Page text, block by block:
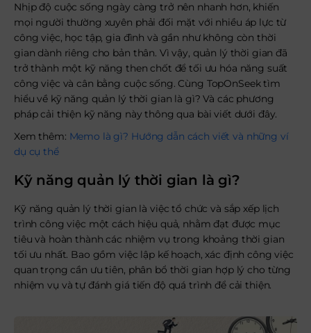
Nhịp độ cuộc sống ngày càng trở nên nhanh hơn, khiến
mọi người thường xuyên phải đối mặt với nhiều áp lực từ
công việc, học tập, gia đình và gần như không còn thời
gian dành riêng cho bản thân. Vì vậy, quản lý thời gian đã
trở thành một kỹ năng then chốt để tối ưu hóa năng suất
công việc và cân bằng cuộc sống. Cùng TopOnSeek tìm
hiểu về kỹ năng quản lý thời gian là gì? Và các phương
pháp cải thiện kỹ năng này thông qua bài viết dưới đây.
Xem thêm: Memo là gì? Hướng dẫn cách viết và những ví
dụ cụ thể
Kỹ năng quản lý thời gian là gì?
Kỹ năng quản lý thời gian là việc tổ chức và sắp xếp lịch
trình công việc một cách hiệu quả, nhằm đạt được mục
tiêu và hoàn thành các nhiệm vụ trong khoảng thời gian
tối ưu nhất. Bao gồm việc lập kế hoạch, xác định công việc
quan trọng cần ưu tiên, phân bổ thời gian hợp lý cho từng
nhiệm vụ và tự đánh giá tiến độ quá trình để cải thiện.